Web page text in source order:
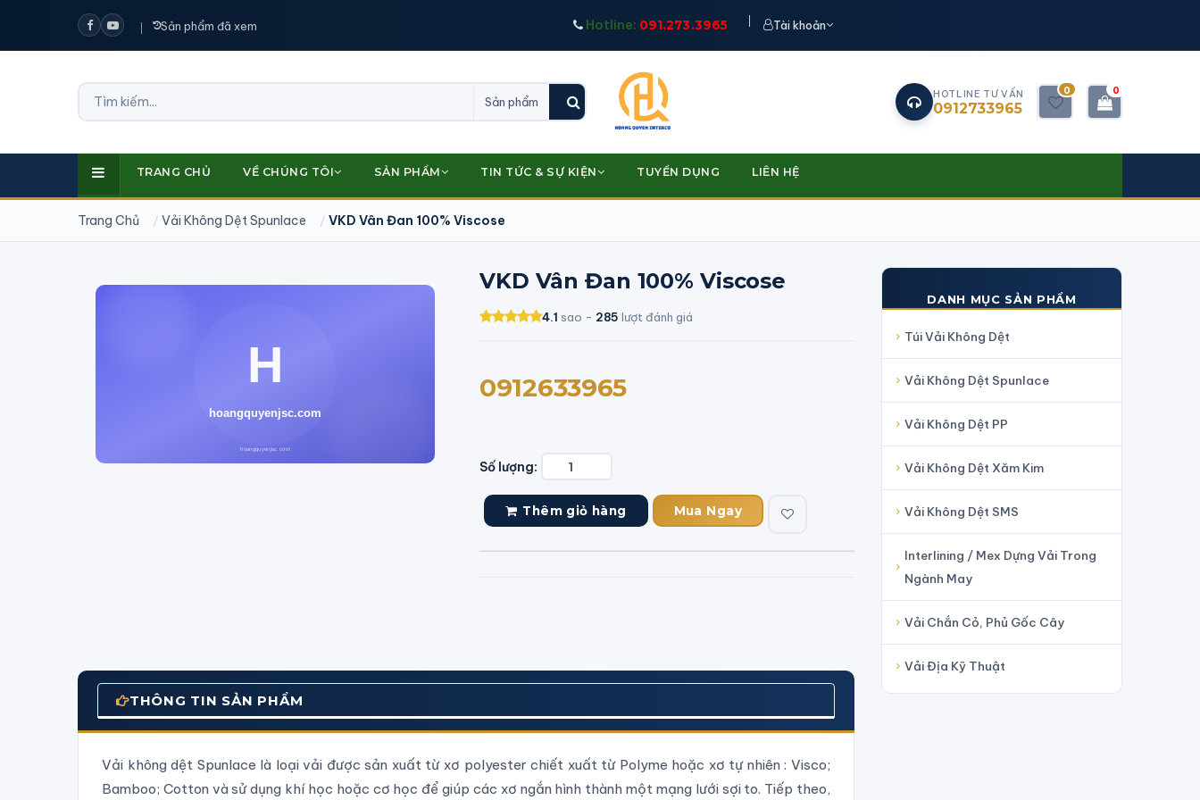
Sản phẩm đã xem Hotline: 091.273.3965 Tài khoản
HOTLINE TƯ VẤN
0912733965
0 0
TRANG CHỦ VỀ CHÚNG TÔI SẢN PHẨM TIN TỨC & SỰ KIỆN TUYỂN DỤNG LIÊN HỆ
Trang Chủ Vải Không Dệt Spunlace VKD Vân Đan 100% Viscose
VKD Vân Đan 100% Viscose
4.1 sao - 285 lượt đánh giá
0912633965
Số lượng:
Thêm giỏ hàng Mua Ngay
THÔNG TIN SẢN PHẨM
Vải không dệt Spunlace là loại vải được sản xuất từ xơ polyester chiết xuất từ Polyme hoặc xơ tự nhiên : Visco;
Bamboo; Cotton và sử dụng khí học hoặc cơ học để giúp các xơ ngắn hình thành một mạng lưới sợi to. Tiếp theo,
DANH MỤC SẢN PHẨM
Túi Vải Không Dệt
Vải Không Dệt Spunlace
Vải Không Dệt PP
Vải Không Dệt Xăm Kim
Vải Không Dệt SMS
Interlining / Mex Dựng Vải Trong
Ngành May
Vải Chắn Cỏ, Phủ Gốc Cây
Vải Địa Kỹ Thuật